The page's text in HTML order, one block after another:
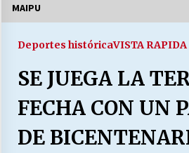
HISTORIA
“ORGULLOSOS DE
CUMPLEAÑOS 69
MAIPU
Deportes históricaVISTA RAPIDA
SE JUEGA LA
FECHA CON UN
DE